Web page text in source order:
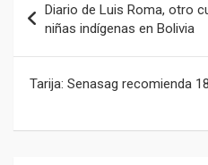
de
entradas
Diario de Luis Roma, otro
niñas indígenas en Bolivia
Tarija: Senasag recomienda